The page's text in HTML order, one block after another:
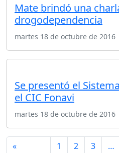
Mate brindó una
drogodependencia
martes 18 de octubre de 2016
Se presentó el
el CIC Fonavi
martes 18 de octubre de 2016
«
1 2 3 …